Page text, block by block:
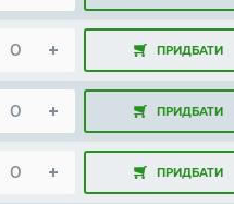
ПРИДБАТИ
ПРИДБАТИ
ПРИДБАТИ